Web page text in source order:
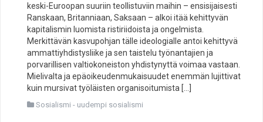
keski-Euroopan suuriin teollistuviin maihin – ensisijaisesti
Ranskaan, Britanniaan, Saksaan – alkoi itää kehittyvän
kapitalismin luomista ristiriidoista ja ongelmista.
Merkittävän kasvupohjan tälle ideologialle antoi kehittyvä
ammattiyhdistysliike ja sen taistelu työnantajien ja
porvarillisen valtiokoneiston yhdistynyttä voimaa vastaan.
Mielivalta ja epäoikeudenmukaisuudet enemmän lujittivat
kuin mursivat työläisten organisoitumista […]
Sosialismi - uudempi sosialismi